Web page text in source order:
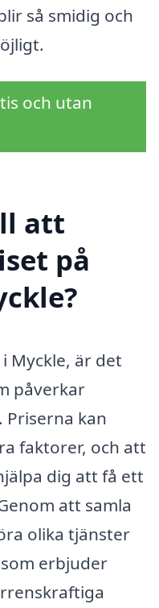
så smidig och
och utan
att
på
Myckle, är det
påverkar
kan
faktorer, och att
dig att få ett
att samla
olika tjänster
erbjuder